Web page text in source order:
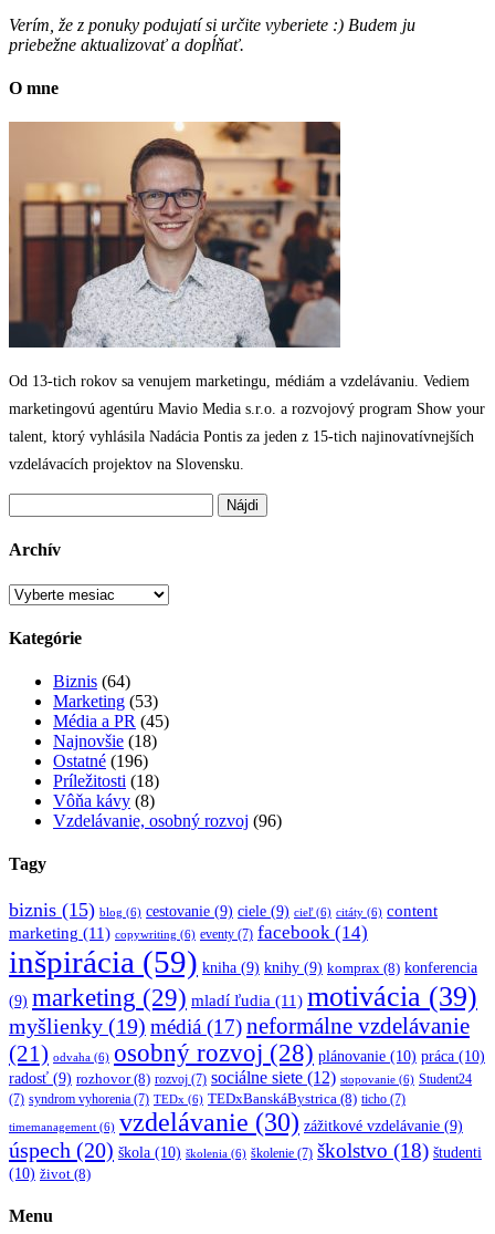
Verím, že z ponuky podujatí si určite vyberiete :) Budem ju
priebežne aktualizovať a dopĺňať.
O mne
Od 13-tich rokov sa venujem marketingu, médiám a vzdelávaniu. Vediem
marketingovú agentúru Mavio Media s.r.o. a rozvojový program Show your
talent, ktorý vyhlásila Nadácia Pontis za jeden z 15-tich najinovatívnejších
vzdelávacích projektov na Slovensku.
Archív
Archív
Kategórie
Biznis (64)
Marketing (53)
Média a PR (45)
Najnovšie (18)
Ostatné (196)
Príležitosti (18)
Vôňa kávy (8)
Vzdelávanie, osobný rozvoj (96)
Tagy
biznis (15) blog (6) cestovanie (9) ciele (9) cieľ(6) citáty (6) content
marketing (11) copywriting (6) eventy (7) facebook (14)
inšpirácia (59) kniha (9) knihy (9) komprax (8) konferencia
(9) marketing (29) mladí ľudia (11) motivácia (39)
myšlienky (19) médiá (17)neformálne vzdelávanie
(21) odvaha (6) osobný rozvoj (28) plánovanie (10) práca (10)
radosť (9) rozhovor(8) rozvoj (7) sociálne siete (12) stopovanie (6) Student24
(7) syndrom vyhorenia (7) TEDx (6) TEDxBanskáBystrica (8) ticho (7)
timemanagement (6) vzdelávanie (30) zážitkové vzdelávanie (9)
úspech (20) škola (10) školenia (6) školenie (7) školstvo (18) študenti
(10) život (8)
Menu